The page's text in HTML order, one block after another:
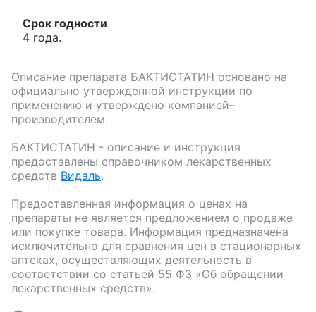
Срок годности
4 года.
Описание препарата БАКТИСТАТИН основано на
официально утвержденной инструкции по
применению и утверждено компанией–
производителем.
БАКТИСТАТИН - описание и инструкция
предоставлены справочником лекарственных
средств Видаль.
Предоставленная информация о ценах на
препараты не является предложением о продаже
или покупке товара. Информация предназначена
исключительно для сравнения цен в стационарных
аптеках, осуществляющих деятельность в
соответствии со статьей 55 ФЗ «Об обращении
лекарственных средств».